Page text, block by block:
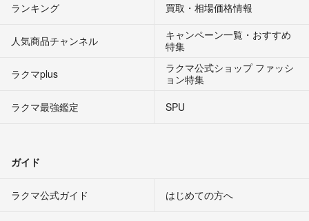
ランキング 買取・相場価格情報
人気商品チャンネル
キャンペーン一覧・おすすめ
特集
ラクマplus
ラクマ公式ショップ ファッシ
ョン特集
ラクマ最強鑑定
SPU
ガイド
ラクマ公式ガイド はじめての方へ